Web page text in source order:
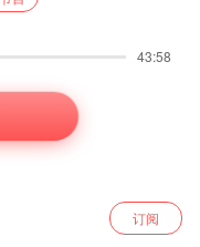
43:58
订阅